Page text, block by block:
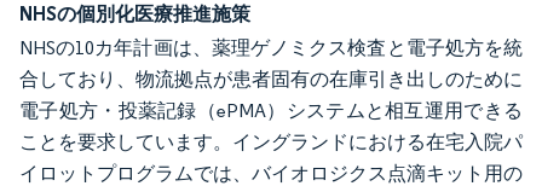
NHSの個別化医療推進施策
NHSの10カ年計画は、薬理ゲノミクス検査と電子処方を統
合しており、物流拠点が患者固有の在庫引き出しのために
電子処方・投薬記録（ePMA）システムと相互運用できる
ことを要求しています。イングランドにおける在宅入院パ
イロットプログラムでは、バイオロジクス点滴キット用の